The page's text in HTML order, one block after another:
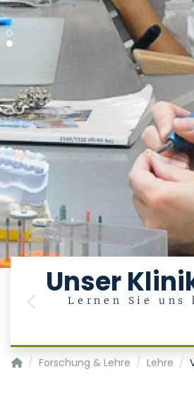
Unser
Lernen Sie uns
Previous
Klinik für Zahnärztliche Prothetik
Forschung & Lehre Lehre